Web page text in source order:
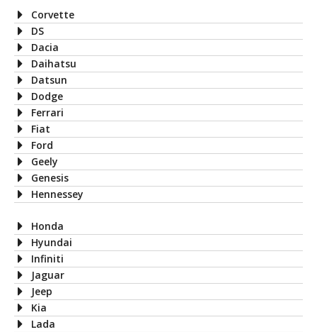
Corvette
DS
Dacia
Daihatsu
Datsun
Dodge
Ferrari
Fiat
Ford
Geely
Genesis
Hennessey
Honda
Hyundai
Infiniti
Jaguar
Jeep
Kia
Lada